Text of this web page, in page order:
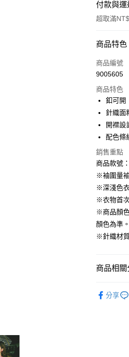
付款與
超取滿
付款方式
信用卡一
超商取貨
LINE Pay
街口支付
運送方式
全家取貨
每筆
付款後全
每筆
每筆
商品特色
商品編號
9005605
商品特色
釦可開
針織面
開襟設
配色條
銷售重點
商品款號
※袖圍量
※深淺色
※衣物首
※商品顏
顏色為準
※針織材
商品相關
分享